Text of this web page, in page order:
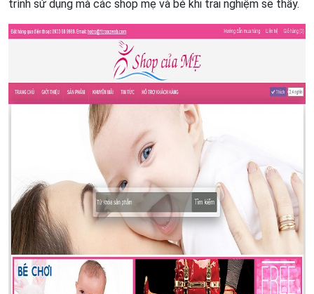
trình sử dụng mà các shop mẹ và bé khi trải nghiệm sẽ thấy.